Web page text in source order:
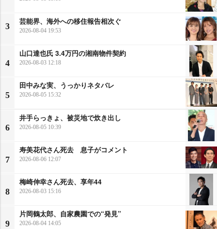
3
芸能界、海外への移住報告相次ぐ
2026-08-04 19:53
4
山口達也氏 3.4万円の湘南物件契約
2026-08-03 12:18
5
田中みな実、うっかりネタバレ
2026-08-05 15:32
6
井手らっきょ、被災地で炊き出し
2026-08-05 10:39
7
寿美花代さん死去 息子がコメント
2026-08-06 12:07
8
梅崎伸幸さん死去、享年44
2026-08-03 15:16
9
片岡鶴太郎、自家農園での“発見”
2026-08-04 14:05